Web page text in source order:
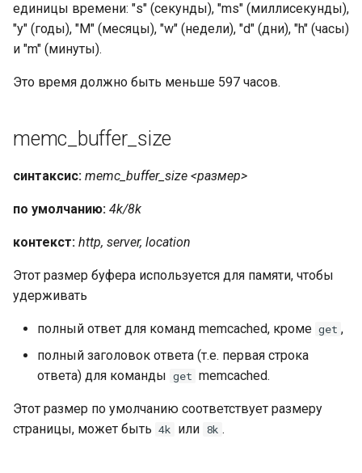
единицы времени: "s" (секунды), "ms" (миллисекунды),
"y" (годы), "M" (месяцы), "w" (недели), "d" (дни), "h" (часы)
и "m" (минуты).
Это время должно быть меньше 597 часов.
memc_buffer_size
синтаксис: memc_buffer_size <размер>
по умолчанию: 4k/8k
контекст: http, server, location
Этот размер буфера используется для памяти, чтобы
удерживать
полный ответ для команд memcached, кроме get ,
полный заголовок ответа (т.е. первая строка
ответа) для команды get memcached.
Этот размер по умолчанию соответствует размеру
страницы, может быть 4k или 8k .